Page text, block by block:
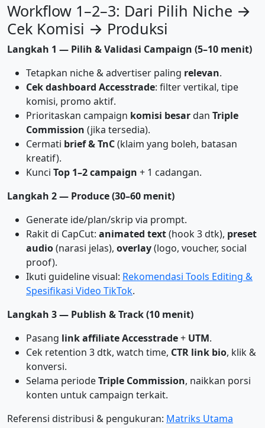
Workflow 1–2–3: Dari Pilih Niche →
Cek Komisi → Produksi
Langkah 1 — Pilih & Validasi Campaign (5–10 menit)
Tetapkan niche & advertiser paling relevan.
Cek dashboard Accesstrade: filter vertikal, tipe
komisi, promo aktif.
Prioritaskan campaign komisi besardan Triple
Commission (jika tersedia).
Cermati brief & TnC(klaim yang boleh, batasan
kreatif).
Kunci Top 1–2 campaign + 1 cadangan.
Langkah 2 — Produce (30–60 menit)
Generate ide/plan/skrip via prompt.
Rakit di CapCut: animated text(hook 3 dtk), preset
audio(narasi jelas), overlay(logo, voucher, social
proof).
Ikuti guideline visual: Rekomendasi Tools Editing &
Spesifikasi Video TikTok.
Langkah 3 — Publish & Track (10 menit)
Pasang link affiliate Accesstrade+ UTM.
Cek retention 3 dtk, watch time, CTR link bio, klik &
konversi.
Selama periodeTriple Commission, naikkan porsi
konten untuk campaign terkait.
Referensi distribusi & pengukuran: Matriks Utama